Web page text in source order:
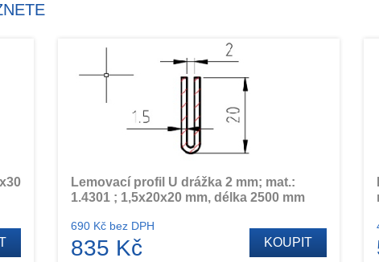
Lemovací profil U drážka 2 mm; mat.:
1.4301 ; 1,5x20x20 mm, délka 2500 mm
690 Kč bez DPH
835 Kč KOUPIT